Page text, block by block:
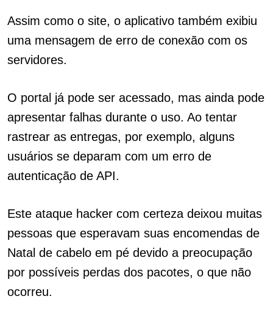
Assim como o site, o aplicativo também exibiu
uma mensagem de erro de conexão com os
servidores.
O portal já pode ser acessado, mas ainda pode
apresentar falhas durante o uso. Ao tentar
rastrear as entregas, por exemplo, alguns
usuários se deparam com um erro de
autenticação de API.
Este ataque hacker com certeza deixou muitas
pessoas que esperavam suas encomendas de
Natal de cabelo em pé devido a preocupação
por possíveis perdas dos pacotes, o que não
ocorreu.